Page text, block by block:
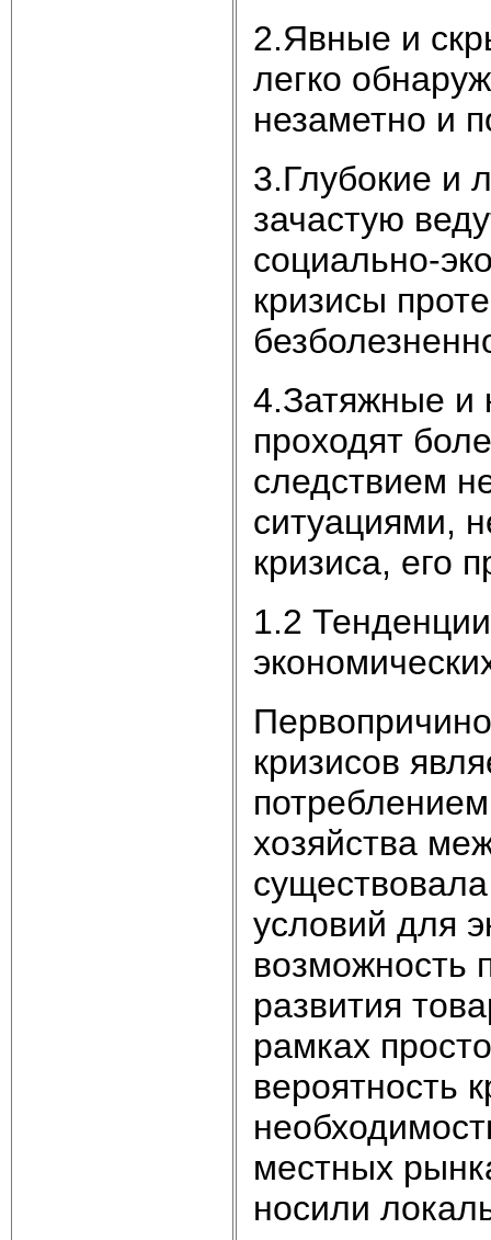
2.Явные и
легко
незаметно и
3.Глубокие и
зачастую
социально-
кризисы
4.Затяжные и
проходят
следствием
ситуациями,
кризиса, его
1.2
кризисов
хозяйства
условий для
возможность
развития
рамках
вероятность
местных
носили